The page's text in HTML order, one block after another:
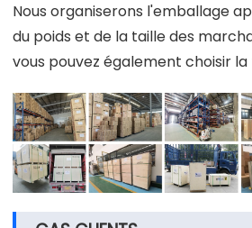
Nous organiserons l'emballage
du poids et de la taille des
vous pouvez également choisir